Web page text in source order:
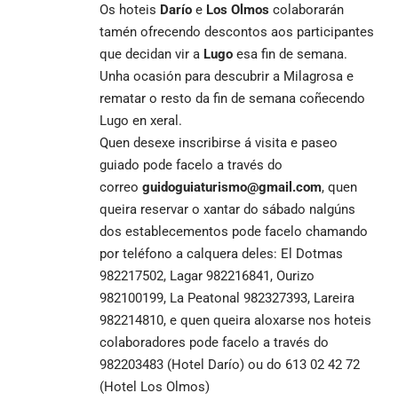
Os hoteis Darío e Los Olmos colaborarán
tamén ofrecendo descontos aos participantes
que decidan vir a Lugo esa fin de semana.
Unha ocasión para descubrir a Milagrosa e
rematar o resto da fin de semana coñecendo
Lugo en xeral.
Quen desexe inscribirse á visita e paseo
guiado pode facelo a través do
correo guidoguiaturismo@gmail.com, quen
queira reservar o xantar do sábado nalgúns
dos establecementos pode facelo chamando
por teléfono a calquera deles: El Dotmas
982217502, Lagar 982216841, Ourizo
982100199, La Peatonal 982327393, Lareira
982214810, e quen queira aloxarse nos hoteis
colaboradores pode facelo a través do
982203483 (Hotel Darío) ou do 613 02 42 72
(Hotel Los Olmos)